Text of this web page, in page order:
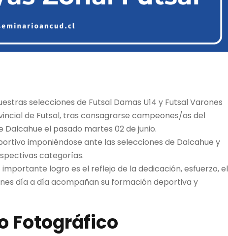
selecciones de Futsal Damas U14 y Futsal Varones
de Futsal, tras consagrarse campeones/as del
el pasado martes 02 de junio.
imponiéndose ante las selecciones de Dalcahue y
categorías.
logro es el reflejo de la dedicación, esfuerzo, el
día a día acompañan su formación deportiva y
Fotográfico